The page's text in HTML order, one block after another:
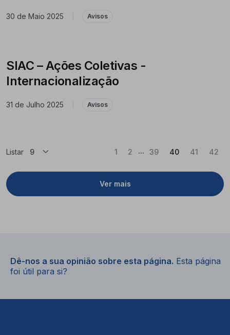
30 de Maio 2025 Avisos
SIAC – Ações Coletivas -
Internacionalização
31 de Julho 2025 Avisos
Listar
Ver mais
1 2 ... 39 40(Atual)
41 42
Dê-nos a sua opinião sobre esta página. Esta página
foi útil para si?